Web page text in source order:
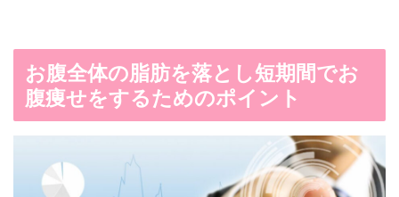
お腹全体の脂肪を落とし短期間でお
腹痩せをするためのポイント